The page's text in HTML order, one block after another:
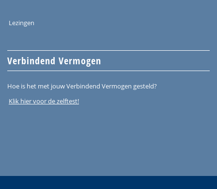
Lezingen
Verbindend Vermogen
Hoe is het met jouw Verbindend Vermogen gesteld?
Klik hier voor de zelftest!